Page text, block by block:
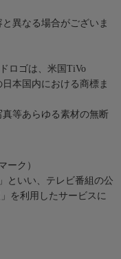
異なる場合がございま
ロゴは、米国TiVo
本国内における商標ま
等あらゆる素材の無断
ーク）
といい、テレビ番組の公
を利用したサービスに